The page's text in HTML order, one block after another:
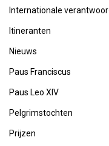
Internationale
Itineranten
Nieuws
Paus Franciscus
Paus Leo XIV
Pelgrimstochten
Prijzen